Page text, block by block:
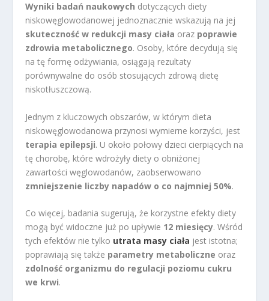
Wyniki badań naukowych dotyczących diety
niskowęglowodanowej jednoznacznie wskazują na jej
skuteczność w redukcji masy ciała oraz poprawie
zdrowia metabolicznego. Osoby, które decydują się
na tę formę odżywiania, osiągają rezultaty
porównywalne do osób stosujących zdrową dietę
niskotłuszczową.
Jednym z kluczowych obszarów, w którym dieta
niskowęglowodanowa przynosi wymierne korzyści, jest
terapia epilepsji. U około połowy dzieci cierpiących na
tę chorobę, które wdrożyły diety o obniżonej
zawartości węglowodanów, zaobserwowano
zmniejszenie liczby napadów o co najmniej 50%.
Co więcej, badania sugerują, że korzystne efekty diety
mogą być widoczne już po upływie 12 miesięcy. Wśród
tych efektów nie tylko utrata masy ciała jest istotna;
poprawiają się także parametry metaboliczne oraz
zdolność organizmu do regulacji poziomu cukru
we krwi.